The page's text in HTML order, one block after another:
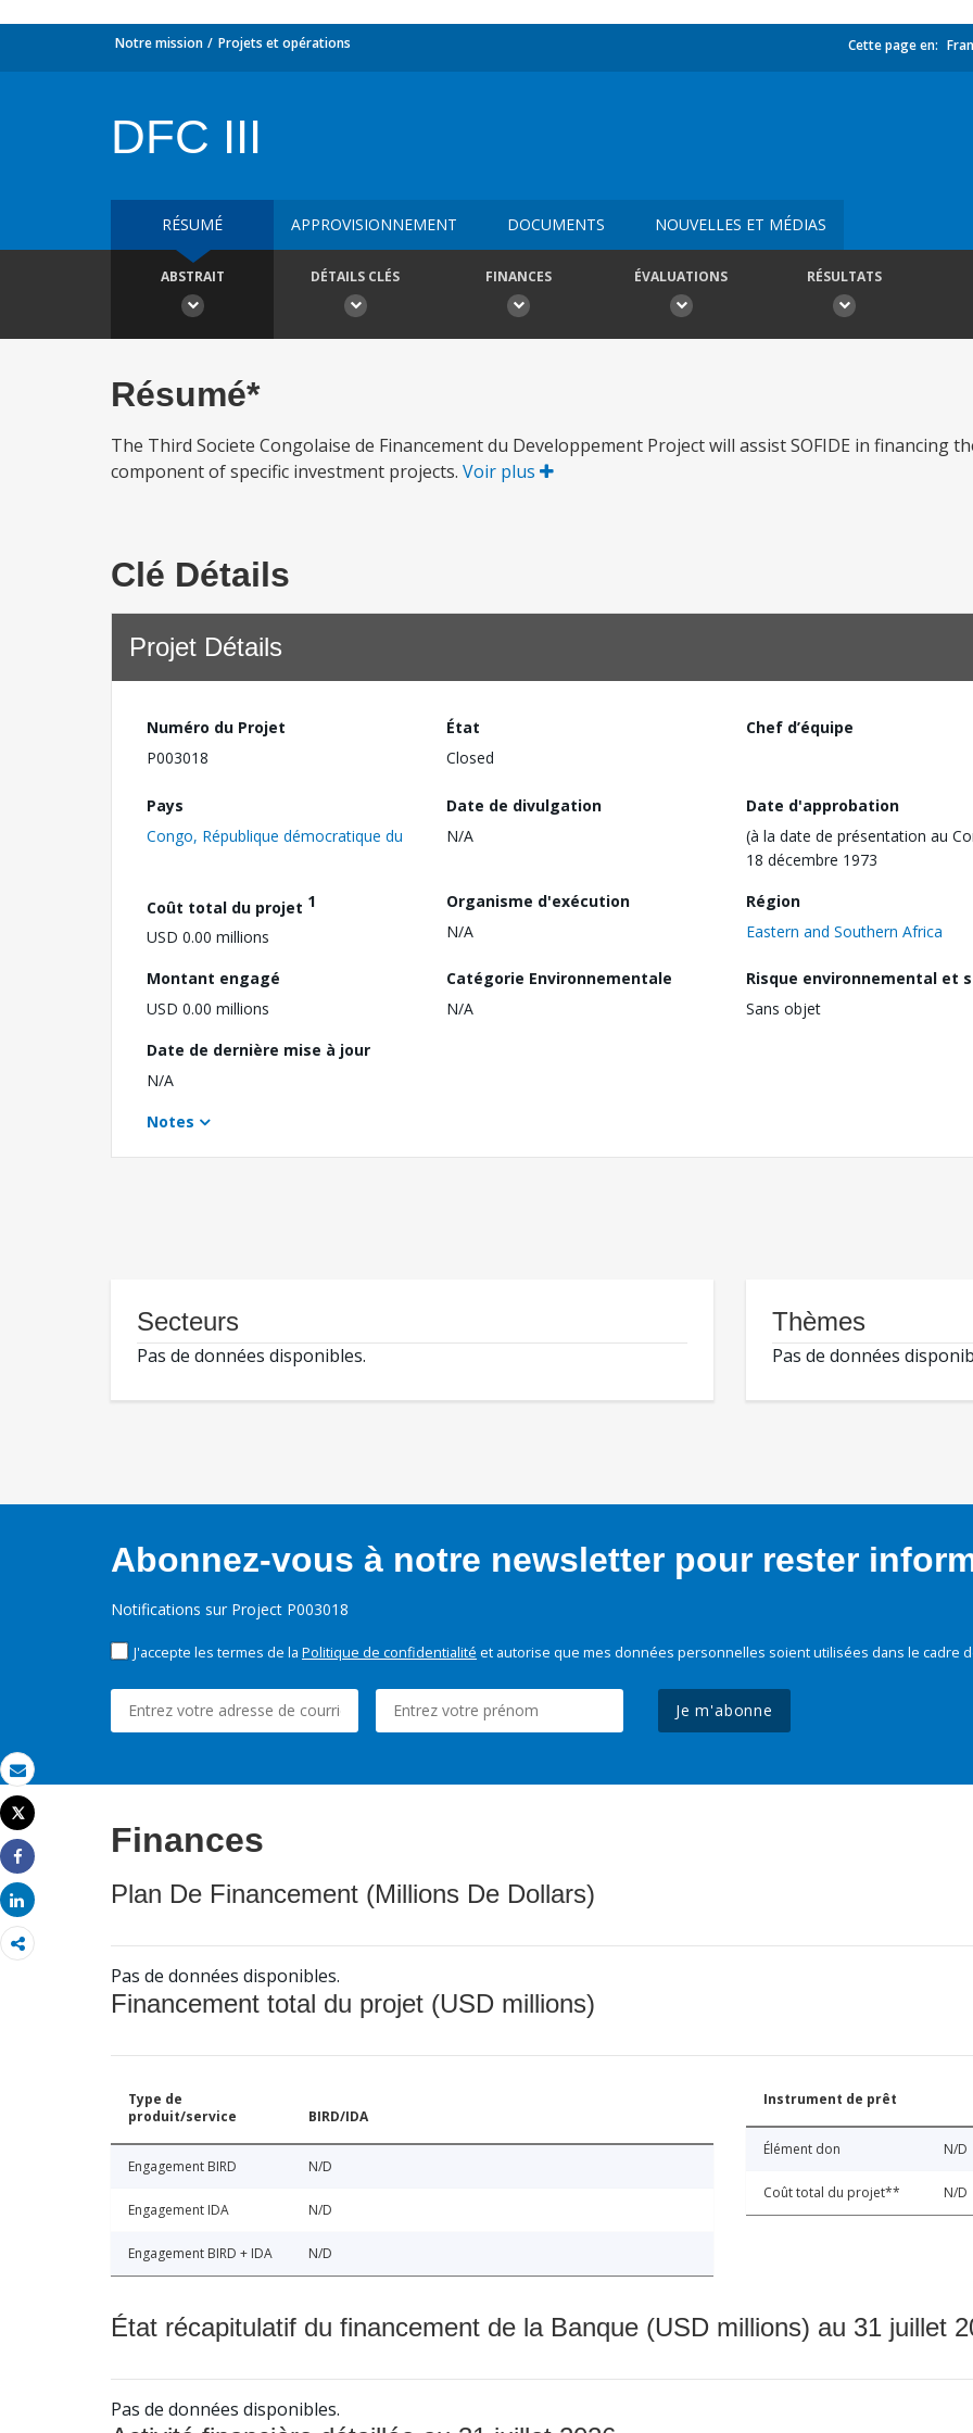
Email
Imprimer
Tweet
Share
Share
Notre mission Projets et opérations Cette page en:
DFC III
RÉSUMÉ APPROVISIONNEMENT DOCUMENTS NOUVELLES ET MÉDIAS
ABSTRAIT DÉTAILS CLÉS FINANCES ÉVALUATIONS RÉSULTATS
Résumé*
The Third Societe Congolaise de Financement du Developpement Project will assist SOFIDE in financing
component of specific investment projects. Voir plus
Clé Détails
Projet Détails
Numéro du Projet
P003018
État
Closed
Chef d’équipe
Pays
Congo, République démocratique du
Date de divulgation
N/A
Date d'approbation
(à la date de présentation au
18 décembre 1973
Coût total du projet 1
USD 0.00 millions
Organisme d'exécution
N/A
Région
Eastern and Southern Africa
Montant engagé
USD 0.00 millions
Catégorie Environnementale
N/A
Risque environnemental et
Sans objet
Date de dernière mise à jour
N/A
Notes
Secteurs
Pas de données disponibles.
Thèmes
Pas de données
Abonnez-vous à notre newsletter pour rester
Notifications sur Project P003018
J'accepte les termes de la Politique de confidentialité et autorise que mes données personnelles soient utilisées dans le cadre
Je m'abonne
Finances
Plan De Financement (Millions De Dollars)
Pas de données disponibles.
Financement total du projet (USD millions)
Type de
produit/service
BIRD/IDA
Engagement BIRD N/D
Engagement IDA N/D
Engagement BIRD + IDA N/D
Instrument de prêt
Élément don N/D
Coût total du projet** N/D
État récapitulatif du financement de la Banque (USD millions) au 31 juillet
Pas de données disponibles.